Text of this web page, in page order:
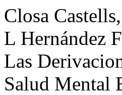
Closa
L Hernández
Las
Salud Mental